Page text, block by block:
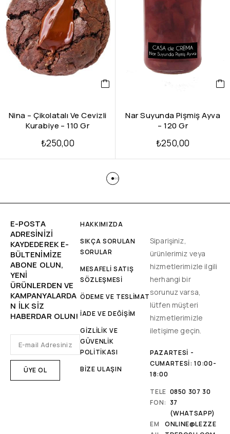
Nina – Çikolatalı Ve Cevizli
Kurabiye – 110 Gr
₺250,00
Nar Suyunda Pişmiş Ayva
– 120 Gr
₺250,00
E-POSTA
ADRESINIZI
KAYDEDEREK E-
BÜLTENIMIZE
ABONE OLUN,
YENİ
ÜRÜNLERDEN VE
KAMPANYALARDA
N ILK SIZ
HABERDAR OLUN!
HAKKIMIZDA
SIKÇA SORULAN
SORULAR
MESAFELİ SATIŞ
SÖZLEŞMESİ
ÖDEME VE TESLİMAT
İADE VE DEĞİŞİM
GİZLİLİK VE
GÜVENLİK
POLİTİKASI
BİZE ULAŞIN
Siparişiniz,
ürünlerimiz veya
hizmetlerimizle ilgili
herhangi bir
sorunuz varsa,
lütfen müşteri
hizmetlerimizle
iletişime geçin.
PAZARTESI -
CUMARTESI: 10:00-
18:00
TELE
FON:
0850 307 30
37
(WHATSAPP)
EM
ONLINE@LEZZE